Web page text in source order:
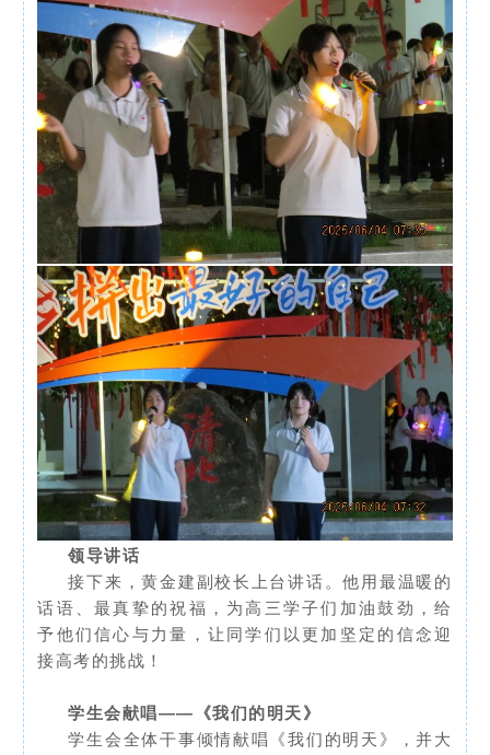
领导讲话
接下来，黄金建副校长上台讲话。他用最温暖的
话语、最真挚的祝福，为高三学子们加油鼓劲，给
予他们信心与力量，让同学们以更加坚定的信念迎
接高考的挑战！
学生会献唱——《我们的明天》
学生会全体干事倾情献唱《我们的明天》，并大